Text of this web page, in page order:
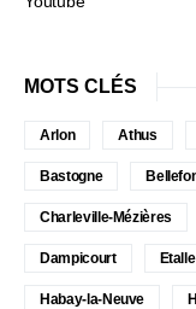
MOTS CLÉS
Arlon Athus
Bastogne
Charleville-Mézières
Dampicourt Etalle
Habay-la-Neuve